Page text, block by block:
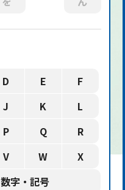
D E
F
J K
L
P Q
R
V W
X
数字・記号